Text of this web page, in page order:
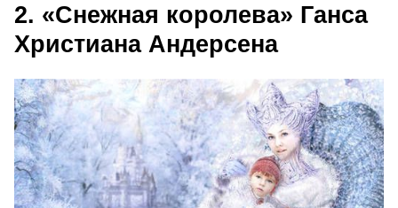
2. «Снежная королева» Ганса
Христиана Андерсена